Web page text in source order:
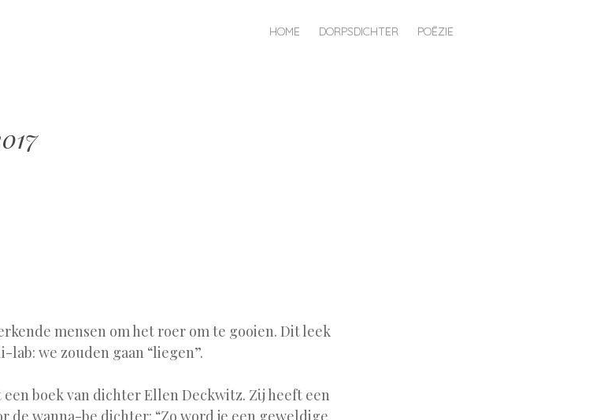
HOME DORPSDICHTER POËZIE
mensen om het roer om te gooien. Dit leek
we zouden gaan “liegen”.
boek van dichter Ellen Deckwitz. Zij heeft een
de wanna-be dichter: “Zo word je een geweldige